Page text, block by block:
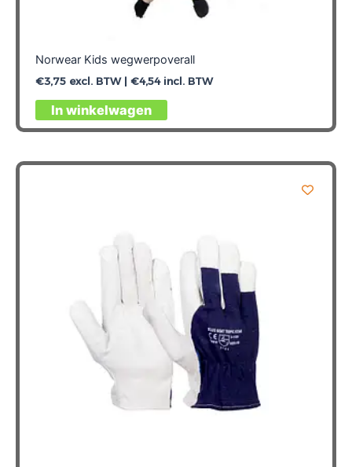
Norwear Kids wegwerpoverall
€3,75excl. BTW | €4,54incl. BTW
In winkelwagen
Dit
product
meerdere
gekozen
worden
op
productpagina